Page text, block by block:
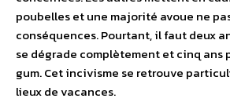
poubelles et une majorité avoue ne
conséquences. Pourtant, il faut deux
se dégrade complètement et cinq ans
gum. Cet incivisme se retrouve
lieux de vacances.